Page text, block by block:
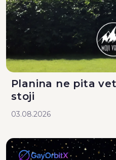
Planina ne pita
stoji
03.08.2026